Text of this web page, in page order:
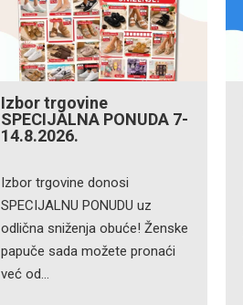
Izbor trgovine
SPECIJALNA PONUDA 7-
14.8.2026.
Izbor trgovine donosi
SPECIJALNU PONUDU uz
odlična sniženja obuće! Ženske
papuče sada možete pronaći
već od…